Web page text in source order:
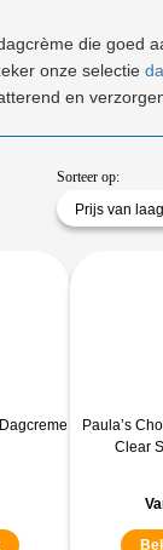
die goed
onze selectie
en
Sorteer op:
Prijs van
Paula’s
Clear